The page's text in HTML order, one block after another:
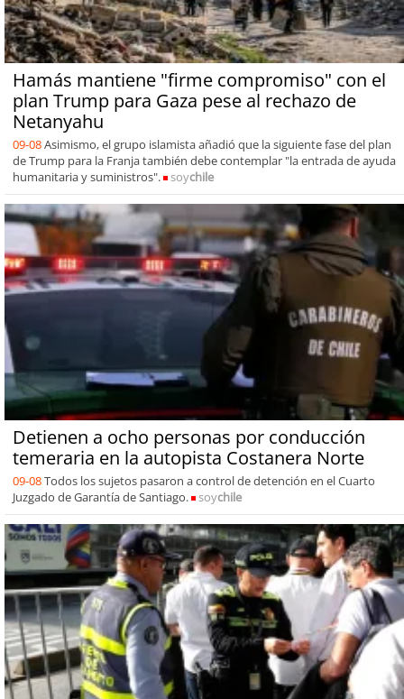
Hamás mantiene "firme compromiso" con el
plan Trump para Gaza pese al rechazo de
Netanyahu
09-08Asimismo, el grupo islamista añadió que la siguiente fase del plan
de Trump para la Franja también debe contemplar "la entrada de ayuda
humanitaria y suministros".
soychile
Detienen a ocho personas por conducción
temeraria en la autopista Costanera Norte
09-08Todos los sujetos pasaron a control de detención en el Cuarto
Juzgado de Garantía de Santiago.
soychile